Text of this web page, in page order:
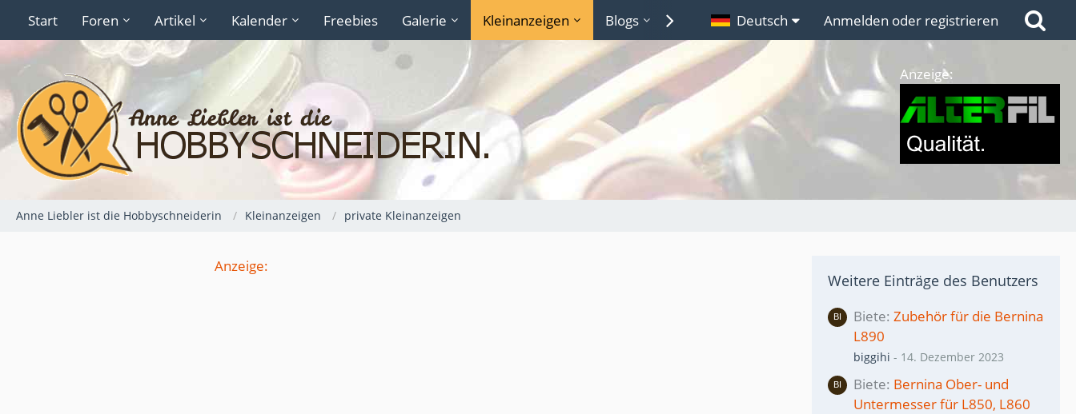
Start Foren Artikel Kalender Freebies Galerie Kleinanzeigen Blogs Lexikon Links
Deutsch Anmelden oder registrieren
Anzeige:
Anne Liebler ist die Hobbyschneiderin Kleinanzeigen private Kleinanzeigen
Anzeige:
Weitere Einträge des Benutzers
Biete Zubehör für die Bernina
L890
biggihi - 14. Dezember 2023
Biete Bernina Ober- und
Untermesser für L850, L860